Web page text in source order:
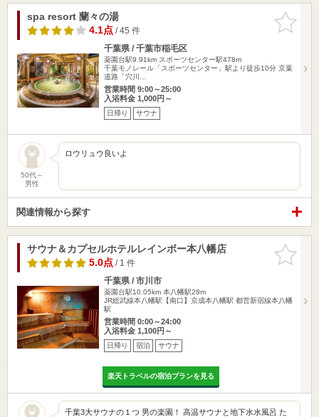
お気に入
りに追加
spa resort 蘭々の湯
4.1点/ 45 件
千葉県 / 千葉市稲毛区
薬園台駅9.91km スポーツセンター駅478m
千葉モノレール「スポーツセンター」駅より徒歩10分 京葉
道路「穴川…
営業時間 9:00～25:00
入浴料金 1,000円～
日帰り サウナ
50代～
男性
ロウリュウ良いよ
関連情報から探す
お気に入
りに追加
サウナ＆カプセルホテルレインボー本八幡店
5.0点/ 1 件
千葉県 / 市川市
薬園台駅10.05km 本八幡駅28m
JR総武線本八幡駅【南口】京成本八幡駅 都営新宿線本八幡
駅
営業時間 0:00～24:00
入浴料金 1,100円～
日帰り 宿泊 サウナ
楽天トラベルの宿泊プランを見る
千葉3大サウナの１つ 男の楽園！ 高温サウナと地下水水風呂 た